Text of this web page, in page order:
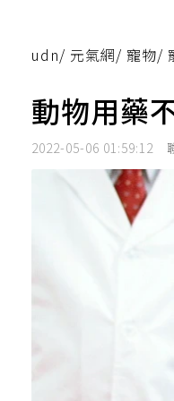
udn/ 元氣網/ 寵物/
動物用藥
2022-05-06 01:59:12